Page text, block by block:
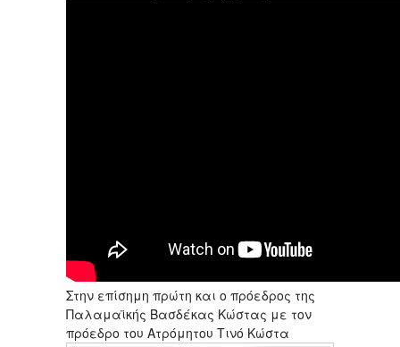
Στην επίσημη πρώτη και ο πρόεδρος της
Παλαμαϊκής Βασδέκας Κώστας με τον
πρόεδρο του Ατρόμητου Τινό Κώστα